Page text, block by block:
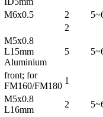
M6x0.5 2
2
M5x0.8
L15mm
Aluminium
5
front; for
FM160/FM180
1
M5x0.8
L16mm
2